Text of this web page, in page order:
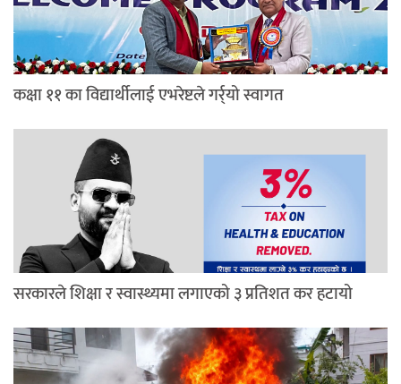
कक्षा ११ का विद्यार्थीलाई एभरेष्टले गर्र्यो स्वागत
सरकारले शिक्षा र स्वास्थ्यमा लगाएको ३ प्रतिशत कर हटायो